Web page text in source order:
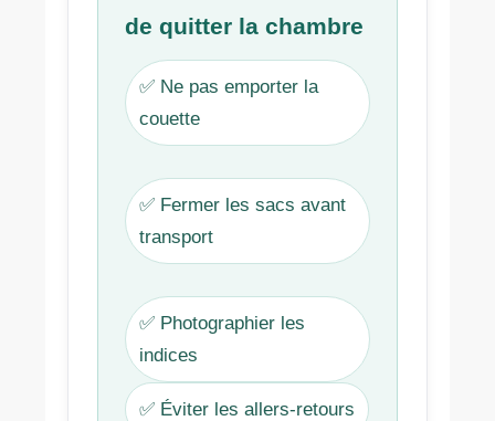
de quitter la chambre
✅ Ne pas emporter la
couette
✅ Fermer les sacs avant
transport
✅ Photographier les
indices
✅ Éviter les allers-retours